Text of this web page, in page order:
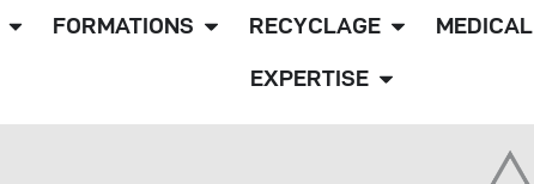
FORMATIONS RECYCLAGE MEDICAL
EXPERTISE